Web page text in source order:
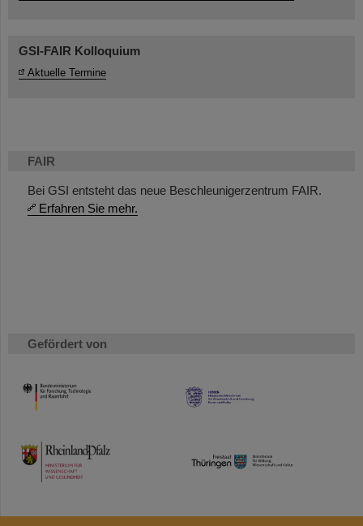
FAIR
Bei GSI entsteht das neue Beschleunigerzentrum FAIR.
Erfahren Sie mehr.
Gefördert von
HMWK
TMWWDG
GSI-FAIR Kolloquium
Aktuelle Termine